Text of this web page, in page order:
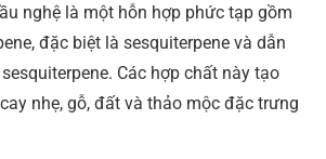
nghệ là một hỗn hợp phức tạp gồm
đặc biệt là sesquiterpene và dẫn
Các hợp chất này tạo
nhẹ, gỗ, đất và thảo mộc đặc trưng